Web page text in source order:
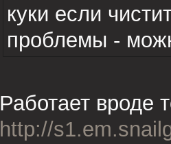
куки если
проблемы -
Работает вроде
http://